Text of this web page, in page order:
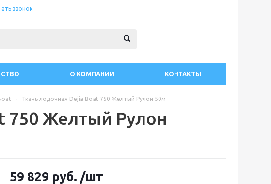
звонок
О КОМПАНИИ КОНТАКТЫ
- Ткань лодочная Dejia Boat 750 Желтый Рулон 50м
750 Желтый Рулон
59 829 руб. /шт